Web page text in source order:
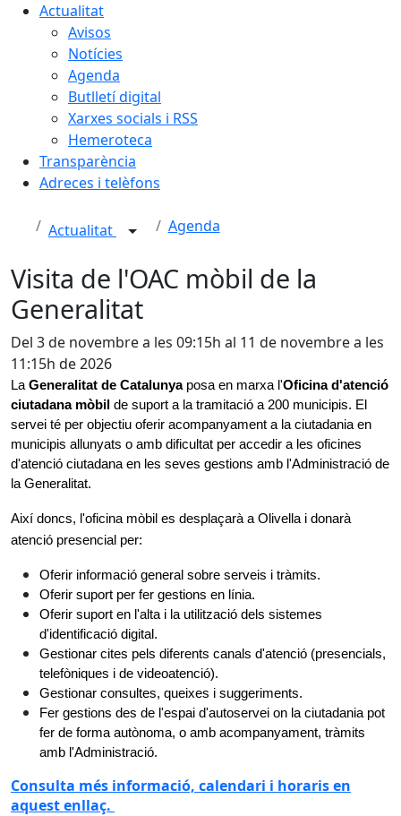
Actualitat
Avisos
Notícies
Agenda
Butlletí digital
Xarxes socials i RSS
Hemeroteca
Transparència
Adreces i telèfons
Actualitat Agenda
Visita de l'OAC mòbil de la
Generalitat
Del 3 de novembre a les 09:15h al 11 de novembre a les
11:15h de 2026
La Generalitat de Catalunya posa en marxa l'Oficina d'atenció
ciutadana mòbil de suport a la tramitació a 200 municipis. El
servei té per objectiu oferir acompanyament a la ciutadania en
municipis allunyats o amb dificultat per accedir a les oficines
d'atenció ciutadana en les seves gestions amb l'Administració de
la Generalitat.
Així doncs, l'oficina mòbil es desplaçarà a Olivella i donarà
atenció presencial per:
Oferir informació general sobre serveis i tràmits.
Oferir suport per fer gestions en línia.
Oferir suport en l'alta i la utilització dels sistemes
d'identificació digital.
Gestionar cites pels diferents canals d'atenció (presencials,
telefòniques i de videoatenció).
Gestionar consultes, queixes i suggeriments.
Fer gestions des de l'espai d'autoservei on la ciutadania pot
fer de forma autònoma, o amb acompanyament, tràmits
amb l'Administració.
Consulta més informació, calendari i horaris en
aquest enllaç.